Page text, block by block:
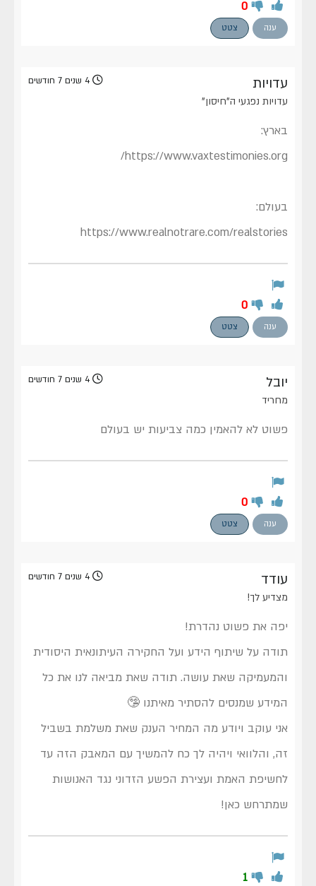
0
ענה צטט
עדויות 4 שנים 7 חודשים
עדויות נפגעי ה"חיסון"
בארץ:
https://www.vaxtestimonies.org/
בעולם:
https://www.realnotrare.com/realstories
0
ענה צטט
יובל 4 שנים 7 חודשים
מחריד
פשוט לא להאמין כמה צביעות יש בעולם
0
ענה צטט
עודד 4 שנים 7 חודשים
מצדיע לך!
יפה את פשוט נהדרת!
תודה על שיתוף הידע ועל החקירה העיתונאית היסודית
והמעמיקה שאת עושה. תודה שאת מביאה לנו את כל
המידע שמנסים להסתיר מאיתנו 🤥
אני עוקב ויודע מה המחיר הענק שאת משלמת בשביל
זה, והלוואי ויהיה לך כח להמשיך עם המאבק הזה עד
לחשיפת האמת ועצירת הפשע הזדוני נגד האנושות
שמתרחש כאן!
1